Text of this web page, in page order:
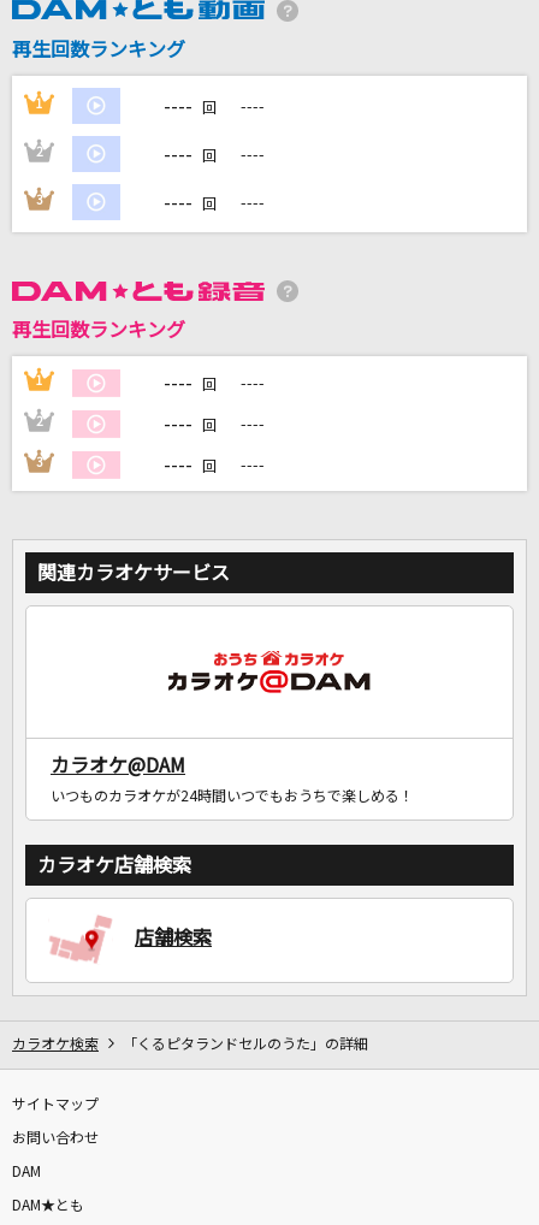
back number
カラオケ最新情報をチェック！
再生回数ランキング
1 ---- 回 ----
2 ---- 回 ----
3 ---- 回 ----
再生回数ランキング
1 ---- 回 ----
2 ---- 回 ----
3 ---- 回 ----
関連カラオケサービス
カラオケ@DAM
いつものカラオケが24時間いつでもおうちで楽しめる！
カラオケ店舗検索
店舗検索
カラオケ検索 「くるピタランドセルのうた」の詳細
サイトマップ
お問い合わせ
DAM
DAM★とも